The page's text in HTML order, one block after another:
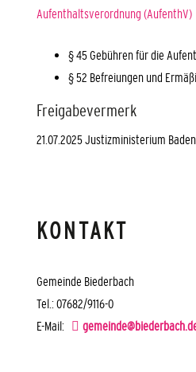
Aufenthaltsverordnung (AufenthV)
§ 45 Gebühren für die
§ 52 Befreiungen und
Freigabevermerk
21.07.2025 Justizministerium
KONTAKT
Gemeinde Biederbach
Tel.: 07682/9116-0
E-Mail: